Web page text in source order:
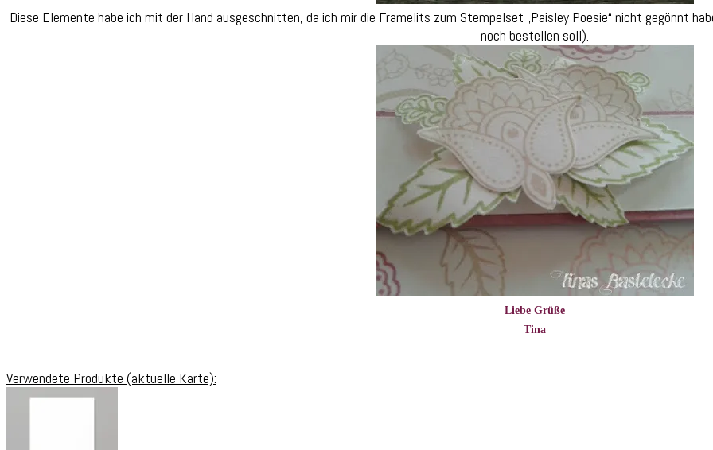
Diese Elemente habe ich mit der Hand ausgeschnitten, da ich mir die Framelits zum Stempelset „Paisley Poesie“ nicht gegönnt
noch bestellen soll).
Liebe Grüße
Tina
Verwendete Produkte (aktuelle Karte):